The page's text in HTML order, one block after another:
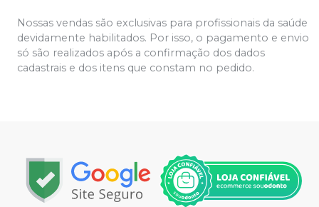
Nossas vendas são exclusivas para profissionais da saúde
devidamente habilitados. Por isso, o pagamento e envio
só são realizados após a confirmação dos dados
cadastrais e dos itens que constam no pedido.